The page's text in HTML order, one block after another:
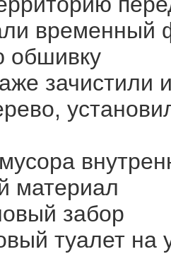
временный
обшивку
зачистили
материал
забор
туалет на